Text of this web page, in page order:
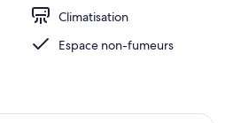
ChambreClimatisation
Espace non-fumeurs